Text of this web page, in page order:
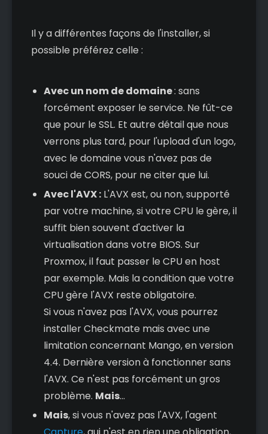
Il y a différentes façons de l'installer, si
possible préférez celle :
Avec un nom de domaine: sans
forcément exposer le service. Ne fût-ce
que pour le SSL. Et autre détail que nous
verrons plus tard, pour l'upload d'un logo,
avec le domaine vous n'avez pas de
souci de CORS, pour ne citer que lui.
Avec l'AVX :L'AVX est, ou non, supporté
par votre machine, si votre CPU le gère, il
suffit bien souvent d'activer la
virtualisation dans votre BIOS. Sur
Proxmox, il faut passer le CPU en host
par exemple. Mais la condition que votre
CPU gère l'AVX reste obligatoire.
Si vous n'avez pas l'AVX, vous pourrez
installer Checkmate mais avec une
limitation concernant Mango, en version
4.4. Dernière version à fonctionner sans
l'AVX. Ce n'est pas forcément un gros
problème. Mais...
Mais, si vous n'avez pas l'AVX, l'agent